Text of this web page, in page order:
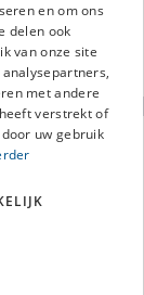
en om ons
delen ook
van onze site
met andere
verstrekt of
uw gebruik